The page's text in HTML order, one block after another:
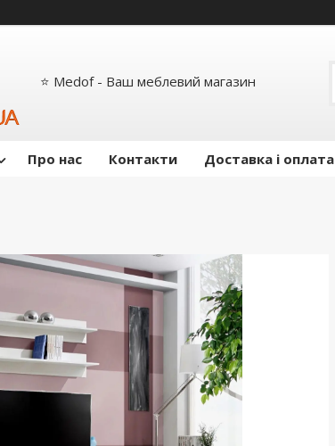
⭐ Medof - Ваш меблевий магазин
Про нас Контакти Доставка і оплата